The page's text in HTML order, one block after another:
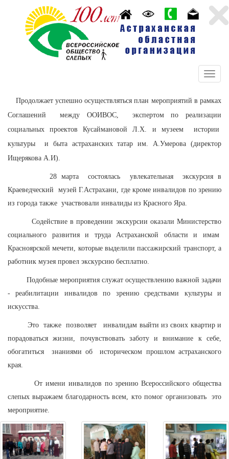
Продолжает успешно осуществляться план мероприятий в рамках
Соглашений
между ООИВОС,
экспертом по реализации
социальных проектов Кусаймановой Л.Х. и музеем
истории
культуры
и быта астраханских татар им. А.Умерова (директор
Ищерякова А.И).
28 марта состоялась увлекательная
экскурсия в
Краеведческий
музей Г.Астрахани, где кроме инвалидов по зрению
из города также участвовали инвалиды из Красного Яра.
Содействие в проведении экскурсии оказали Министерство
социального развития и труда Астраханской области и имам
Красноярской мечети, которые выделили пассажирский транспорт, а
работник музея провел экскурсию бесплатно.
Подобные мероприятия служат осуществлению важной задачи
- реабилитации инвалидов по зрению средствами культуры и
искусства.
Это также позволяет
инвалидам выйти из своих квартир и
порадоваться жизни, почувствовать заботу и внимание к себе,
обогатиться
знаниями об
историческом прошлом астраханского
края.
От имени инвалидов по зрению Всероссийского общества
слепых выражаем благодарность всем, кто помог организовать
это
мероприятие.